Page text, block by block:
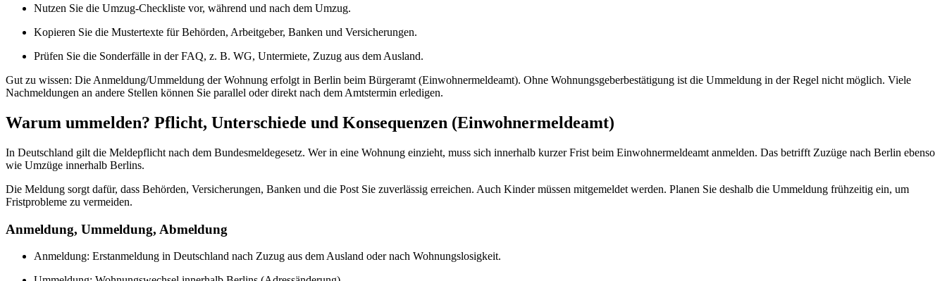
Nutzen Sie die Umzug-Checkliste vor, während und nach dem Umzug.
Kopieren Sie die Mustertexte für Behörden, Arbeitgeber, Banken und Versicherungen.
Prüfen Sie die Sonderfälle in der FAQ, z. B. WG, Untermiete, Zuzug aus dem Ausland.
Gut zu wissen: Die Anmeldung/Ummeldung der Wohnung erfolgt in Berlin beim Bürgeramt (Einwohnermeldeamt). Ohne Wohnungsgeberbestätigung ist die Ummeldung in der Regel nicht möglich. Viele
Nachmeldungen an andere Stellen können Sie parallel oder direkt nach dem Amtstermin erledigen.
Warum ummelden? Pflicht, Unterschiede und Konsequenzen (Einwohnermeldeamt)
In Deutschland gilt die Meldepflicht nach dem Bundesmeldegesetz. Wer in eine Wohnung einzieht, muss sich innerhalb kurzer Frist beim Einwohnermeldeamt anmelden. Das betrifft Zuzüge nach Berlin ebenso
wie Umzüge innerhalb Berlins.
Die Meldung sorgt dafür, dass Behörden, Versicherungen, Banken und die Post Sie zuverlässig erreichen. Auch Kinder müssen mitgemeldet werden. Planen Sie deshalb die Ummeldung frühzeitig ein, um
Fristprobleme zu vermeiden.
Anmeldung, Ummeldung, Abmeldung
Anmeldung: Erstanmeldung in Deutschland nach Zuzug aus dem Ausland oder nach Wohnungslosigkeit.